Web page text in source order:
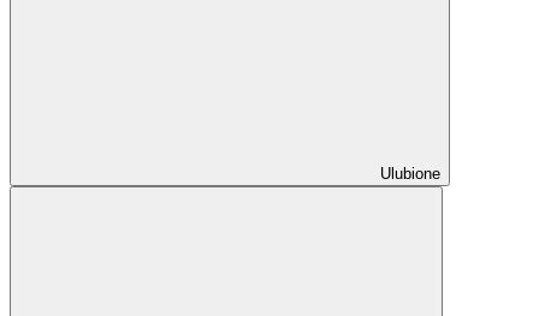
Ulubione